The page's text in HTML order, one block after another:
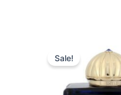
Sale!
price
was: